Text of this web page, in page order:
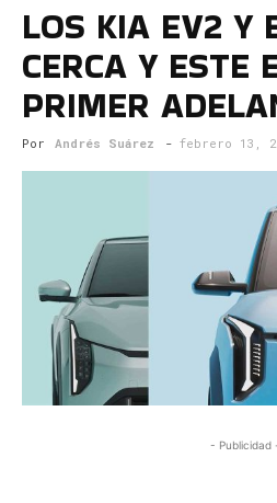
LOS KIA EV2 Y
CERCA Y ESTE
PRIMER
Por Andrés Suárez - febrero 13,
- Publicidad